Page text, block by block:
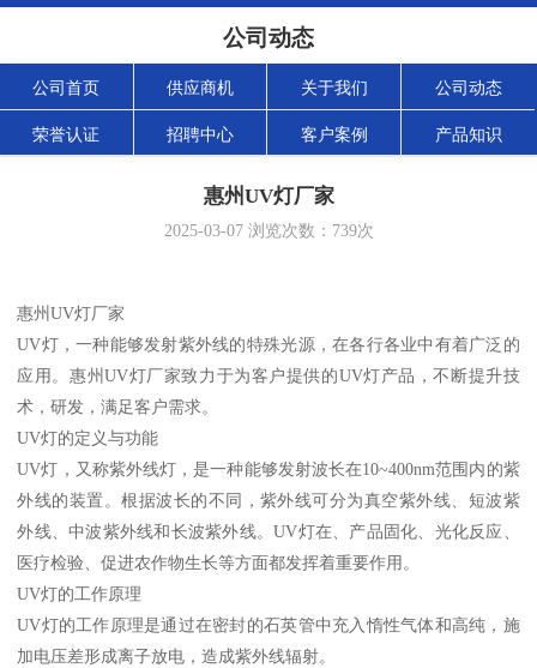
公司动态
公司首页 供应商机 关于我们 公司动态
荣誉认证 招聘中心 客户案例 产品知识
惠州UV灯厂家
2025-03-07浏览次数： 739次
惠州UV灯厂家
UV灯，一种能够发射紫外线的特殊光源，在各行各业中有着广泛的
应用。惠州UV灯厂家致力于为客户提供的UV灯产品，不断提升技
术，研发，满足客户需求。
UV灯的定义与功能
UV灯，又称紫外线灯，是一种能够发射波长在10~400nm范围内的紫
外线的装置。根据波长的不同，紫外线可分为真空紫外线、短波紫
外线、中波紫外线和长波紫外线。UV灯在、产品固化、光化反应、
医疗检验、促进农作物生长等方面都发挥着重要作用。
UV灯的工作原理
UV灯的工作原理是通过在密封的石英管中充入惰性气体和高纯，施
加电压差形成离子放电，造成紫外线辐射。